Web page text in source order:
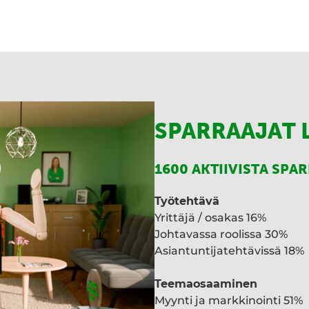
SPARRAAJAT
1600 AKTIIVISTA
Työtehtävä
Yrittäjä / osakas 16%
Johtavassa roolissa 30%
Asiantuntijatehtävissä 18%
Teemaosaaminen
Myynti ja markkinointi 51%